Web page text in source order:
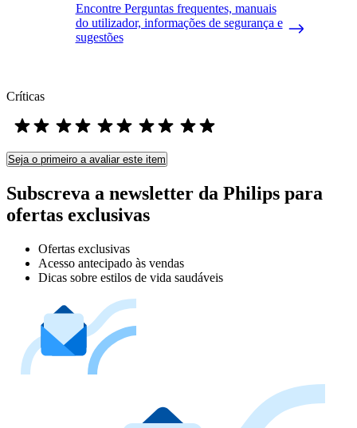
Encontre Perguntas frequentes, manuais
do utilizador, informações de segurança e
sugestões
Críticas
Seja o primeiro a avaliar este item
Subscreva a newsletter da Philips para
ofertas exclusivas
Ofertas exclusivas
Acesso antecipado às vendas
Dicas sobre estilos de vida saudáveis